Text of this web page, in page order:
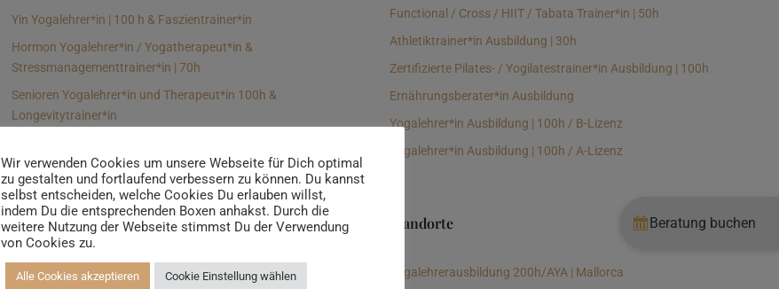
Yin Yogalehrer*in | 100 h & Faszientrainer*in
Hormon Yogalehrer*in / Yogatherapeut*in &
Stressmanagementtrainer*in | 70h
Senioren Yogalehrer*in und Therapeut*in 100h &
Longevitytrainer*in
Meditationsleiter*in | 50h & Achtsamkeitstrainer*in
Yoga Alignmenttrainer*in | 40h
Yoga Hilfsmitteltrainer*in Ausbildung | 10 h
Functional / Cross / HIIT / Tabata Trainer*in | 50h
Athletiktrainer*in Ausbildung | 30h
Zertifizierte Pilates- / Yogilatestrainer*in Ausbildung | 100h
Ernährungsberater*in Ausbildung
Yogalehrer*in Ausbildung | 100h / B-Lizenz
Yogalehrer*in Ausbildung | 100h / A-Lizenz
Standorte
Yogalehrerausbildung 200h/AYA | Mallorca
Wir verwenden Cookies um unsere Webseite für Dich optimal
zu gestalten und fortlaufend verbessern zu können. Du kannst
selbst entscheiden, welche Cookies Du erlauben willst,
indem Du die entsprechenden Boxen anhakst. Durch die
weitere Nutzung der Webseite stimmst Du der Verwendung
von Cookies zu.
Alle Cookies akzeptieren Cookie Einstellung wählen
Beratung buchen